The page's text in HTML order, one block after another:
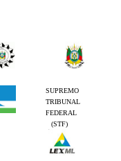
SUPREMO
TRIBUNAL
FEDERAL
(STF)